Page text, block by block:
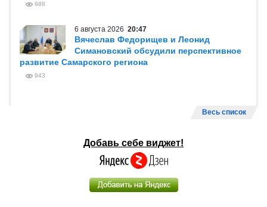
688
6 августа 2026 20:47
Вячеслав Федорищев и Леонид
Симановский обсудили перспективное
развитие Самарского региона
943
Весь список
Добавь себе виджет!